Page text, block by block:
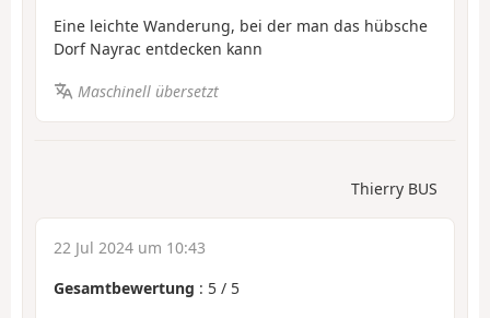
Eine leichte Wanderung, bei der man das hübsche
Dorf Nayrac entdecken kann
Maschinell übersetzt
Thierry BUS
22 Jul 2024 um 10:43
Gesamtbewertung : 5 / 5